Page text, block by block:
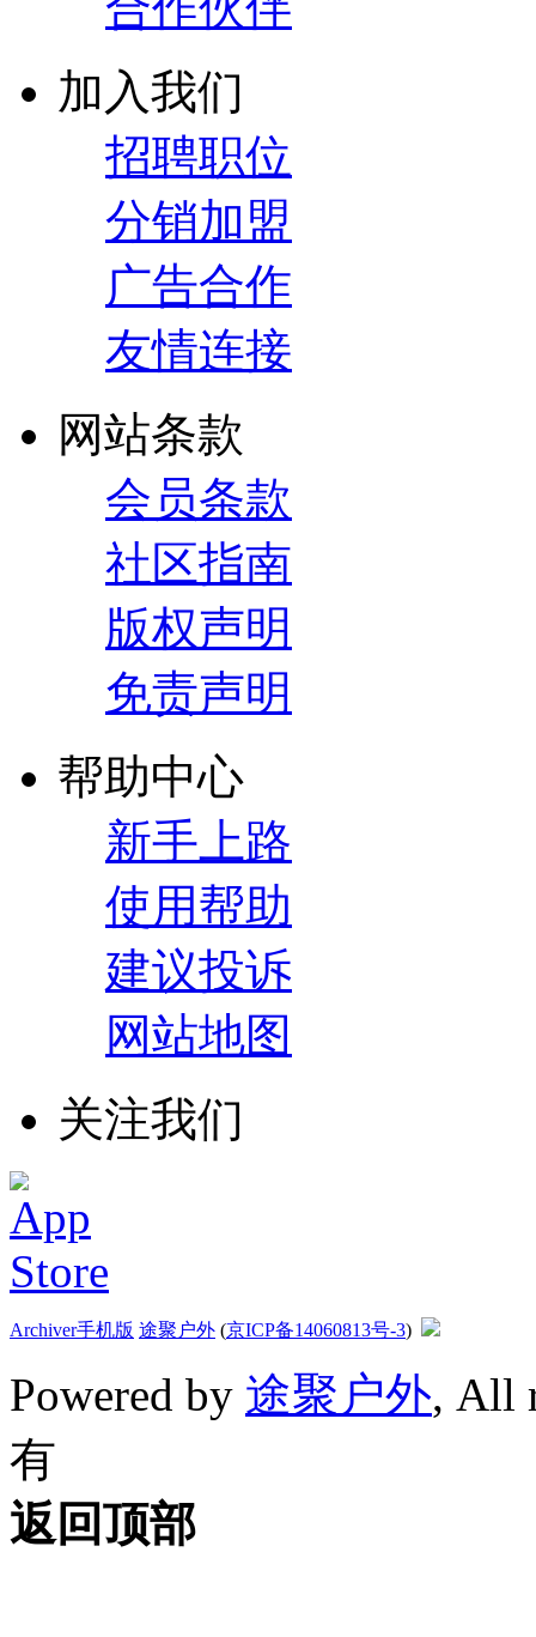
加入我们
招聘职位
分销加盟
广告合作
友情连接
网站条款
会员条款
社区指南
版权声明
免责声明
帮助中心
新手上路
使用帮助
建议投诉
网站地图
关注我们
Archiver手机版 途聚户外 (京ICP备14060813号-3)
Powered by 途聚户外, All
有
返回顶部